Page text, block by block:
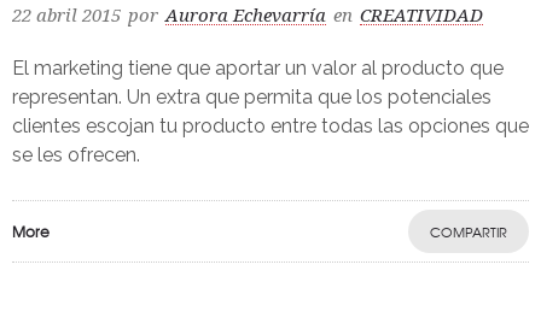
22 abril 2015 por Aurora Echevarría en CREATIVIDAD
El marketing tiene que aportar un valor al producto que
representan. Un extra que permita que los potenciales
clientes escojan tu producto entre todas las opciones que
se les ofrecen.
More COMPARTIR